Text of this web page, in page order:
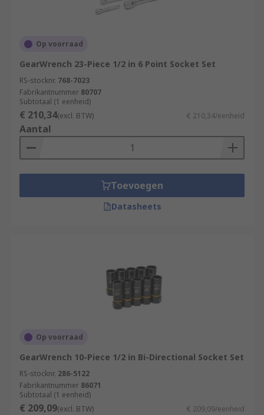
Op voorraad
GearWrench 23-Piece 1/2 in 6 Point Socket Set
RS-stocknr. 768-7023
Fabrikantnummer 80707
Subtotaal (1 eenheid)
€ 210,34(excl. BTW) € 210,34/eenheid
Aantal
Toevoegen
Datasheets
Op voorraad
GearWrench 10-Piece 1/2 in Bi-Directional Socket Set
RS-stocknr. 286-5122
Fabrikantnummer 86071
Subtotaal (1 eenheid)
€ 209,09(excl. BTW) € 209,09/eenheid